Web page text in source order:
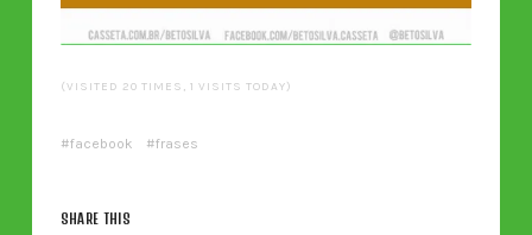
(VISITED 20 TIMES, 1 VISITS TODAY)
facebook frases
SHARE THIS